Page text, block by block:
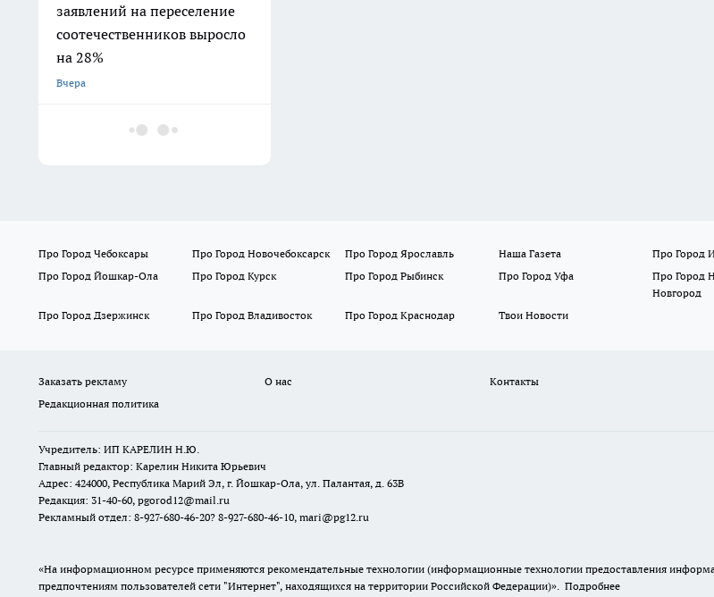
заявлений на переселение
соотечественников выросло
на 28%
Вчера
Про Город Чебоксары Про Город Новочебоксарск Про Город Ярославль Наша Газета
Про Город
Про Город Йошкар-Ола
Про Город Курск Про Город Рыбинск Про Город Уфа
Про Город
Новгород
Про Город Дзержинск
Про Город Владивосток Про Город Краснодар Твои Новости
Заказать рекламу О нас
Контакты
Редакционная политика
Учредитель: ИП КАРЕЛИН Н.Ю.
Главный редактор: Карелин Никита Юрьевич
Адрес: 424000, Республика Марий Эл, г. Йошкар-Ола, ул. Палантая, д. 63В
Редакция: 31-40-60, pgorod12@mail.ru
Рекламный отдел: 8-927-680-46-20? 8-927-680-46-10, mari@pg12.ru
«На информационном ресурсе применяются рекомендательные технологии (информационные технологии предоставления
предпочтениям пользователей сети "Интернет", находящихся на территории Российской Федерации)». Подробнее